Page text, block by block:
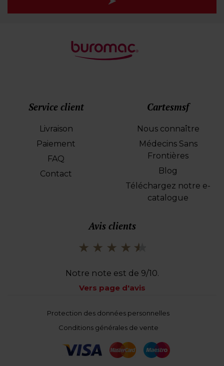
Service client
Livraison
Paiement
FAQ
Contact
Cartesmsf
Nous connaître
Médecins Sans
Frontières
Blog
Téléchargez notre e-
catalogue
Avis clients
Notre note est de 9/10.
Vers page d'avis
Protection des données personnelles
Conditions générales de vente